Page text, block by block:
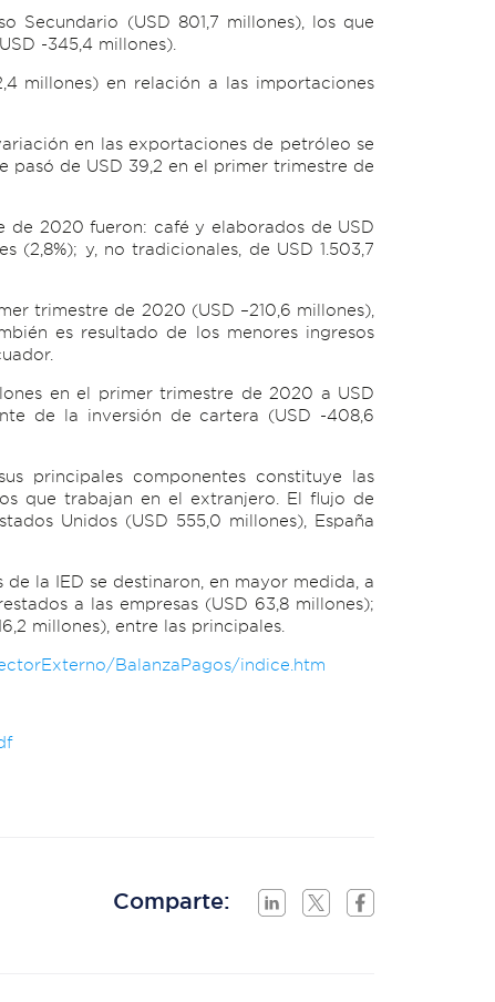
Secundario (USD 801,7 millones), los que
-345,4 millones).
millones) en relación a las importaciones
en las exportaciones de petróleo se
de USD 39,2 en el primer trimestre de
de 2020 fueron: café y elaborados de USD
(2,8%); y, no tradicionales, de USD 1.503,7
trimestre de 2020 (USD –210,6 millones),
es resultado de los menores ingresos
en el primer trimestre de 2020 a USD
de la inversión de cartera (USD -408,6
principales componentes constituye las
que trabajan en el extranjero. El flujo de
Unidos (USD 555,0 millones), España
la IED se destinaron, en mayor medida, a
a las empresas (USD 63,8 millones);
millones), entre las principales.
BalanzaPagos/indice.htm
Comparte: